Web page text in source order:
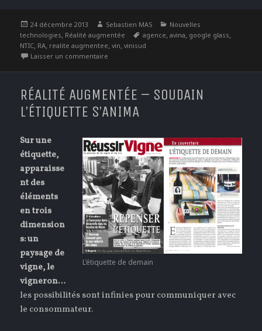
Publié
le
24 décembre 2013 Auteur
Sebastien MAS Catégories
Nouvelles
technologies, Réalité augmentée Étiquettes
agence,avina, google glass,
NTIC, RA, realite augmentee,vin,vinisud
Laisser un commentaire
RÉALITÉ AUGMENTÉE – SOUDAIN
L’ÉTIQUETTE S’ANIMA
L’étiquette de demain
Sur une
étiquette,
apparaisse
nt des
éléments
en trois
dimension
s: un
paysage de
vigne, le
vigneron…
les possibilités sont infinies pour communiquer avec
le consommateur.